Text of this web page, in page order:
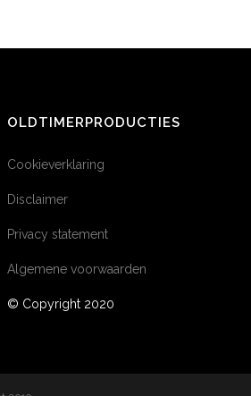
OLDTIMERPRODUCTIES
Cookieverklaring
Disclaimer
Privacy statement
Algemene voorwaarden
© Copyright 2020